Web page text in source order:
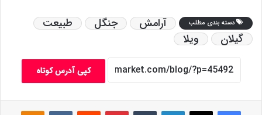
دسته بندی مطلب آرامش جنگل
طبیعت
گیلان
ویلا
کپی آدرس کوتاه
فیس بوک X لینکدین ‫تامبلر ‫پین‌ترست‫رددیت ‫VKontakte